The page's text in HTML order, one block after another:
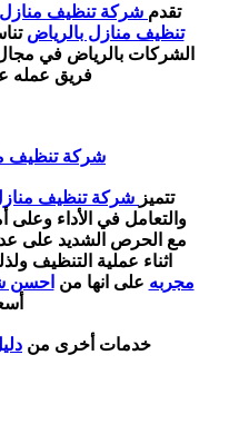
تقدم شركة تنظيف
تنظيف منازل بالرياض
الشركات بالرياض في
فريق عمله
شركة تنظيف
تتميز شركة تنظيف
والتعامل في الأداء
مع الحرص الشديد على
اثناء عملية التنظيف
مجربه على انها من احسن
خدمات أخرى من